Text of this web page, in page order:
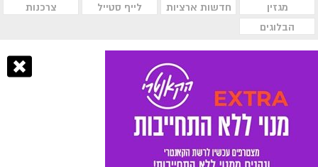
מגזין
חדשות ארציות לייף סטייל
צרכנות
הבלוגים